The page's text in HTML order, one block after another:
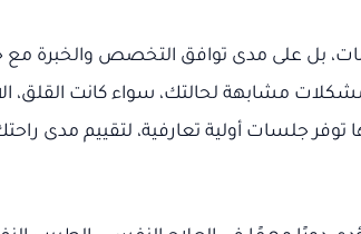
بل على مدى توافق التخصص والخبرة
مشابهة لحالتك، سواء كانت القلق،
توفر جلسات أولية تعارفية، لتقييم مدى